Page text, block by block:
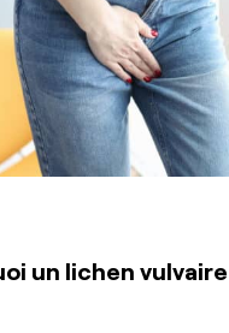
un lichen